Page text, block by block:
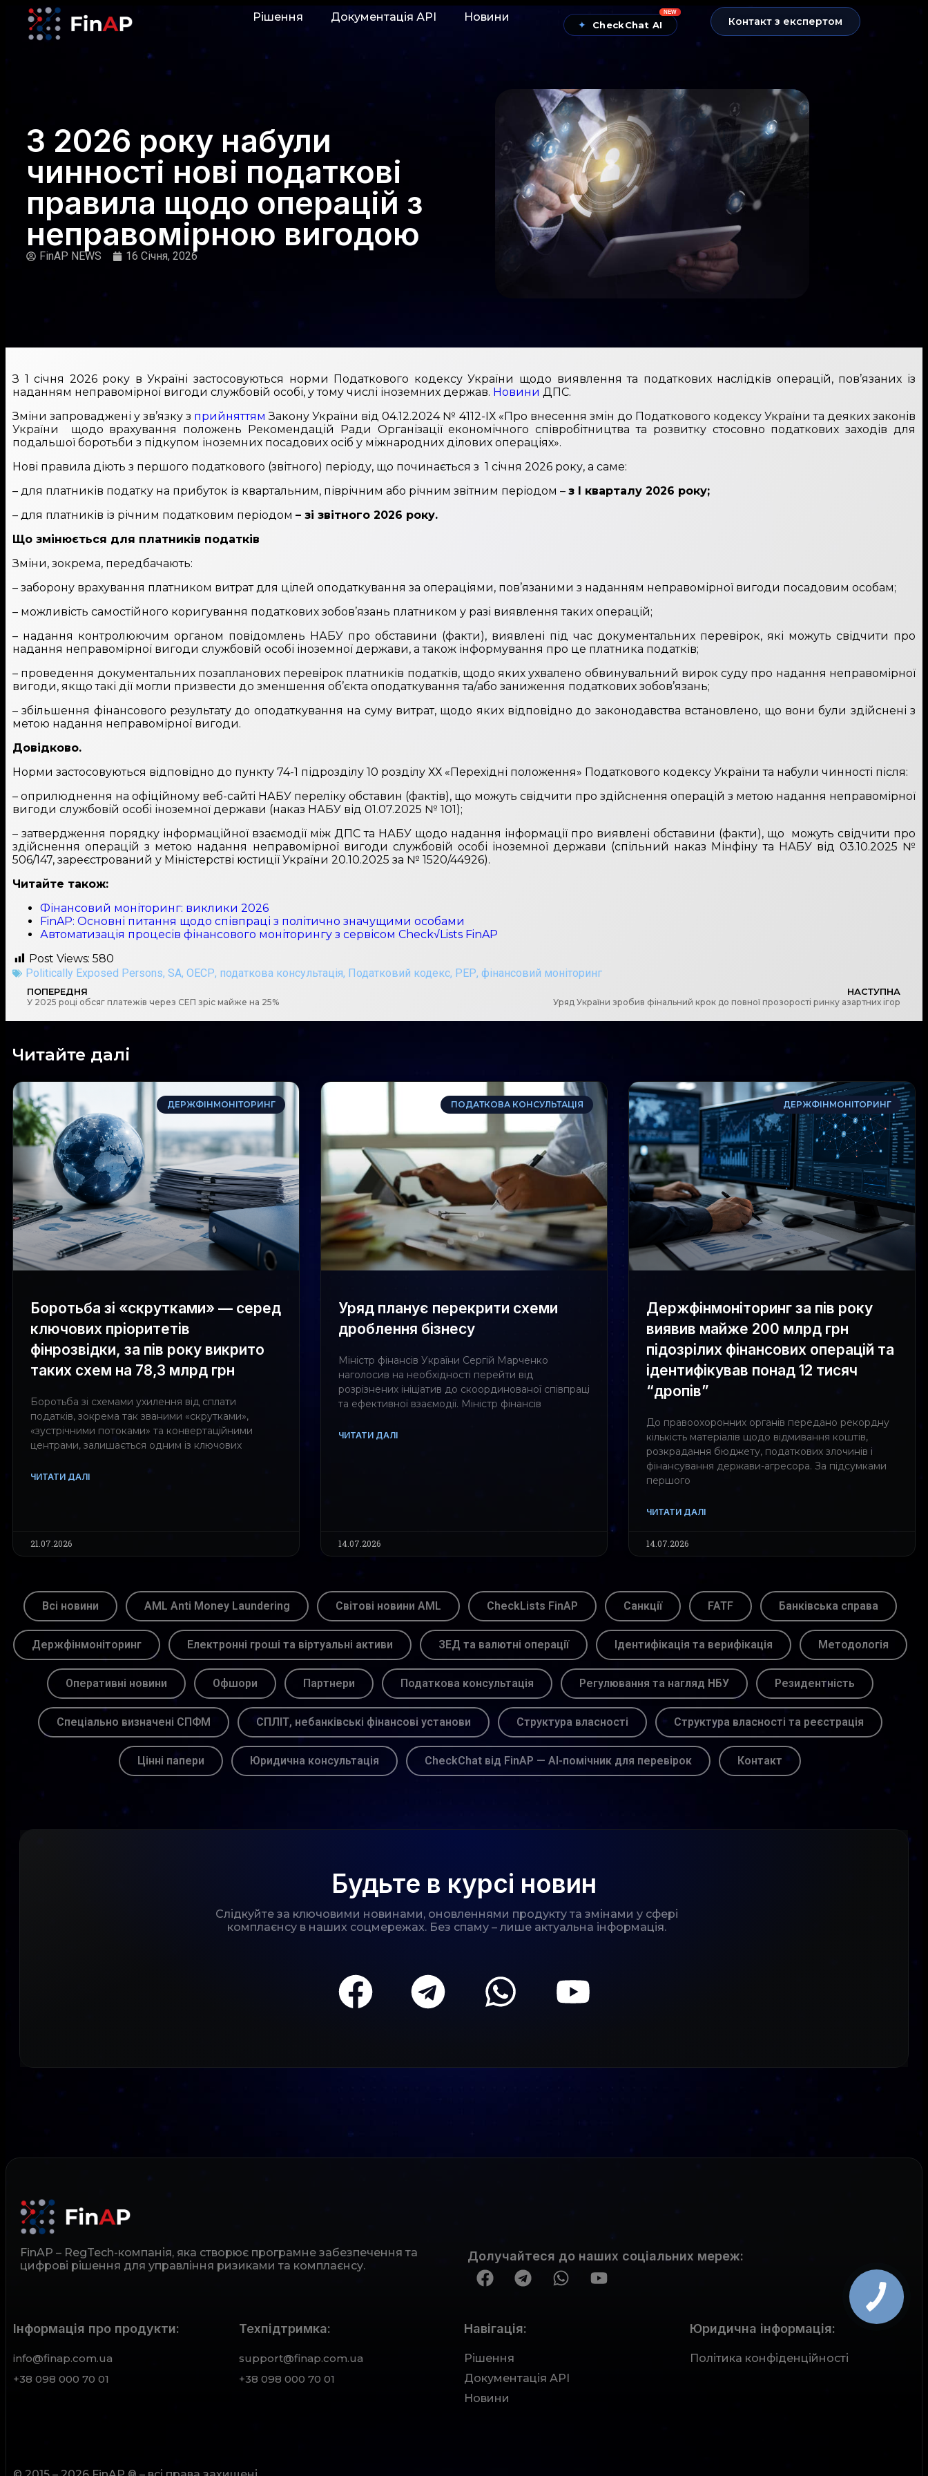
Рішення Документація АРІ Новини
✦ CheckChat AI
NEW
Контакт з експертом
З 2026 року набули
чинності нові податкові
правила щодо операцій з
неправомірною вигодою
FinAP NEWS 16 Січня, 2026
З 1 січня 2026 року в Україні застосовуються норми Податкового кодексу України щодо виявлення та податкових наслідків операцій, пов’язаних із
наданням неправомірної вигоди службовій особі, у тому числі іноземних держав. Новини ДПС.
Зміни запроваджені у зв’язку з прийняттям Закону України від 04.12.2024 № 4112-ІХ «Про внесення змін до Податкового кодексу України та деяких законів
України щодо врахування положень Рекомендацій Ради Організації економічного співробітництва та розвитку стосовно податкових заходів для
подальшої боротьби з підкупом іноземних посадових осіб у міжнародних ділових операціях».
Нові правила діють з першого податкового (звітного) періоду, що починається з 1 січня 2026 року, а саме:
– для платників податку на прибуток із квартальним, піврічним або річним звітним періодом – з І кварталу 2026 року;
– для платників із річним податковим періодом – зі звітного 2026 року.
Що змінюється для платників податків
Зміни, зокрема, передбачають:
– заборону врахування платником витрат для цілей оподаткування за операціями, пов’язаними з наданням неправомірної вигоди посадовим особам;
– можливість самостійного коригування податкових зобов’язань платником у разі виявлення таких операцій;
– надання контролюючим органом повідомлень НАБУ про обставини (факти), виявлені під час документальних перевірок, які можуть свідчити про
надання неправомірної вигоди службовій особі іноземної держави, а також інформування про це платника податків;
– проведення документальних позапланових перевірок платників податків, щодо яких ухвалено обвинувальний вирок суду про надання неправомірної
вигоди, якщо такі дії могли призвести до зменшення об’єкта оподаткування та/або заниження податкових зобов’язань;
– збільшення фінансового результату до оподаткування на суму витрат, щодо яких відповідно до законодавства встановлено, що вони були здійснені з
метою надання неправомірної вигоди.
Довідково.
Норми застосовуються відповідно до пункту 74-1 підрозділу 10 розділу ХХ «Перехідні положення» Податкового кодексу України та набули чинності після:
– оприлюднення на офіційному веб-сайті НАБУ переліку обставин (фактів), що можуть свідчити про здійснення операцій з метою надання неправомірної
вигоди службовій особі іноземної держави (наказ НАБУ від 01.07.2025 № 101);
– затвердження порядку інформаційної взаємодії між ДПС та НАБУ щодо надання інформації про виявлені обставини (факти), що можуть свідчити про
здійснення операцій з метою надання неправомірної вигоди службовій особі іноземної держави (спільний наказ Мінфіну та НАБУ від 03.10.2025 №
506/147, зареєстрований у Міністерстві юстиції України 20.10.2025 за № 1520/44926).
Читайте також:
Фінансовий моніторинг: виклики 2026
FinAP: Основні питання щодо співпраці з політично значущими особами
Автоматизація процесів фінансового моніторингу з сервісом Check√Lists FinAP
Post Views: 580
Politically Exposed Persons, SA, ОЕСР, податкова консультація, Податковий кодекс, РЕР, фінансовий моніторинг
ПОПЕРЕДНЯ
У 2025 році обсяг платежів через СЕП зріс майже на 25%
НАСТУПНА
Уряд України зробив фінальний крок до повної прозорості ринку азартних ігор
Читайте далі
ДЕРЖФІНМОНІТОРИНГ
Боротьба зі «скрутками» — серед
ключових пріоритетів
фінрозвідки, за пів року викрито
таких схем на 78,3 млрд грн
Боротьба зі схемами ухилення від сплати
податків, зокрема так званими «скрутками»,
«зустрічними потоками» та конвертаційними
центрами, залишається одним із ключових
ЧИТАТИ ДАЛІ
21.07.2026
ПОДАТКОВА КОНСУЛЬТАЦІЯ
Уряд планує перекрити схеми
дроблення бізнесу
Міністр фінансів України Сергій Марченко
наголосив на необхідності перейти від
розрізнених ініціатив до скоординованої співпраці
та ефективної взаємодії. Міністр фінансів
ЧИТАТИ ДАЛІ
14.07.2026
ДЕРЖФІНМОНІТОРИНГ
Держфінмоніторинг за пів року
виявив майже 200 млрд грн
підозрілих фінансових операцій та
ідентифікував понад 12 тисяч
“дропів”
До правоохоронних органів передано рекордну
кількість матеріалів щодо відмивання коштів,
розкрадання бюджету, податкових злочинів і
фінансування держави-агресора. За підсумками
першого
ЧИТАТИ ДАЛІ
14.07.2026
Всі новини AML Anti Money Laundering Світові новини AML CheckLists FinAP Санкції FATF Банківська справа
Держфінмоніторинг Електронні гроші та віртуальні активи ЗЕД та валютні операції Ідентифікація та верифікація Методологія
Оперативні новини Офшори Партнери Податкова консультація Регулювання та нагляд НБУ Резидентність
Спеціально визначені СПФМ СПЛІТ, небанківські фінансові установи Структура власності Структура власності та реєстрація
Цінні папери Юридична консультація CheckChat від FinAP — AI-помічник для перевірок Контакт
Будьте в курсі новин
Слідкуйте за ключовими новинами, оновленнями продукту та змінами у сфері
комплаєнсу в наших соцмережах. Без спаму – лише актуальна інформація.
FinAP – RegTech-компанія, яка створює програмне забезпечення та
цифрові рішення для управління ризиками та комплаєнсу.
Долучайтеся до наших соціальних мереж:
Інформація про продукти:
info@finap.com.ua
+38 098 000 70 01
Техпідтримка:
support@finap.com.ua
+38 098 000 70 01
Рішення
Документація АРІ
Новини
Навігація: Юридична інформація:
Політика конфіденційності